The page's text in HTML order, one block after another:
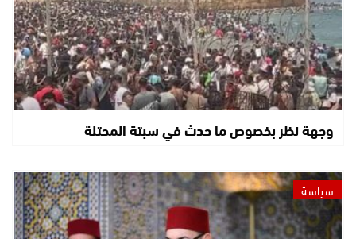
وجهة نظر بخصوص ما حدث في سبتة المحتلة
سياسة